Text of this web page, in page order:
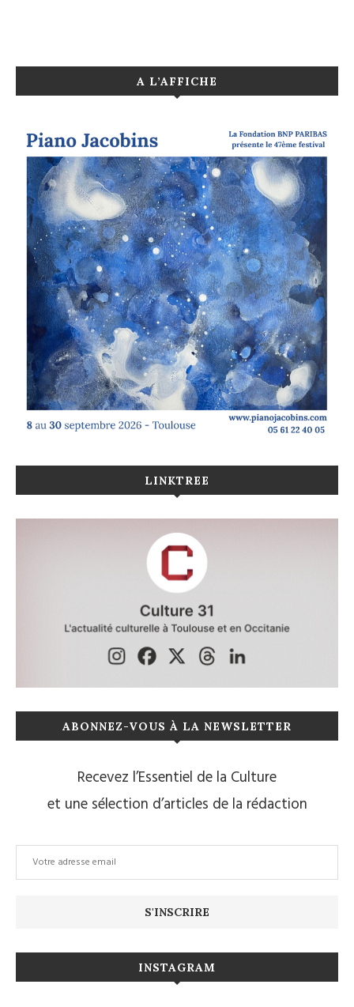
A L’AFFICHE
LINKTREE
ABONNEZ-VOUS À LA NEWSLETTER
Recevez l’Essentiel de la Culture
et une sélection d’articles de la rédaction
INSTAGRAM